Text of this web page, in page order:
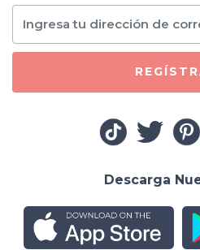
Descarga